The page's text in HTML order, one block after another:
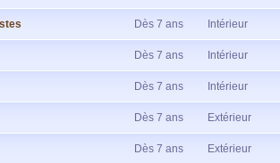
Dès 7 ans Intérieur
Dès 7 ans Intérieur
Dès 7 ans Intérieur
Dès 7 ans Extérieur
Dès 7 ans Extérieur